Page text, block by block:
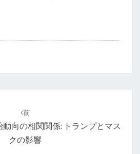
前
向の相関関係: トランプとマス
クの影響